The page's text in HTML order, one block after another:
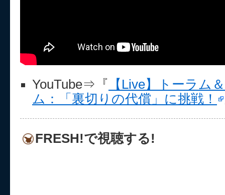
YouTube⇒『
【Live】トーラム
ム：「裏切りの代償」に挑戦！
FRESH!で視聴する!